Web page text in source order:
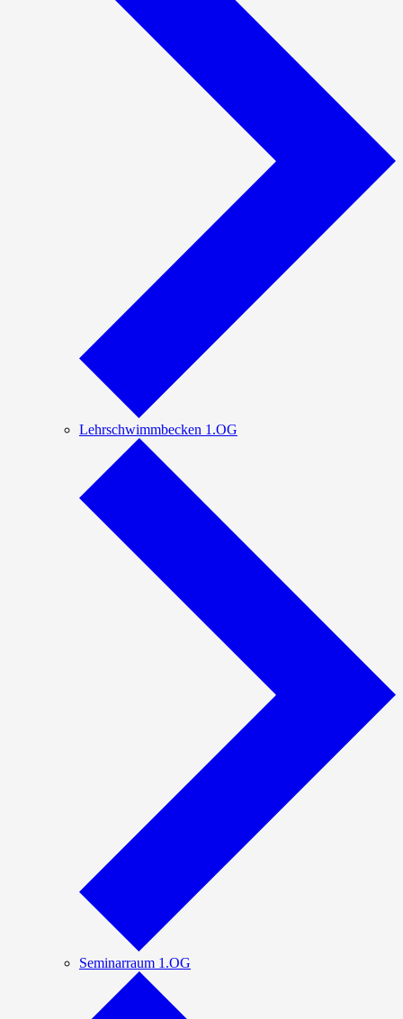
Lehrschwimmbecken 1.OG
Seminarraum 1.OG